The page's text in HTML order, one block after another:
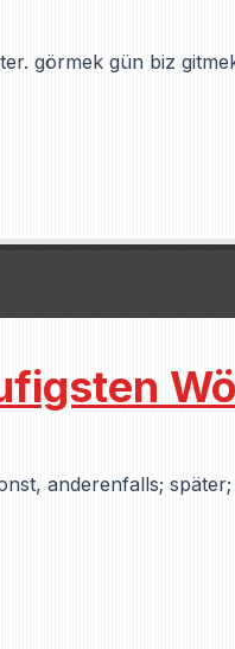
görmek gün biz
anderenfalls;